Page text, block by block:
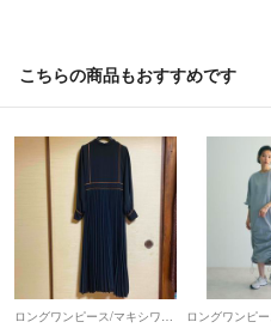
なる方や神経質な方は、ご購入を
皆様との気持ちの良い取引をと
願い致します♪
フォロー割あります！
フォローしコメントいただけま
こちらの商品もおすすめです